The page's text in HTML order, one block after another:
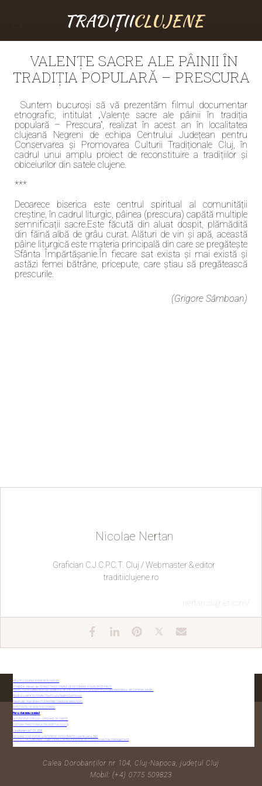
TRADIȚIICLUJENE
VALENȚE SACRE ALE PÂINII ÎN
TRADIȚIA POPULARĂ – PRESCURA
Suntem bucuroși să vă prezentăm filmul documentar
etnografic, intitulat „Valențe sacre ale pâinii în tradiția
populară – Prescura”, realizat în acest an în localitatea
clujeană Negreni de echipa Centrului Județean pentru
Conservarea și Promovarea Culturii Tradiționale Cluj, în
cadrul unui amplu proiect de reconstituire a tradițiilor și
obiceiurilor din satele clujene.
***
Deoarece biserica este centrul spiritual al comunității
creștine, în cadrul liturgic, pâinea (prescura) capătă multiple
semnificații sacre.Este făcută din aluat dospit, plămădită
din făină albă de grâu curat. Alături de vin și apă, această
pâine liturgică este materia principală din care se pregătește
Sfânta Împărtășanie.În fiecare sat exista și mai există și
astăzi femei bătrâne, pricepute, care știau să pregătească
prescurile.
(Grigore Sâmboan)
Nicolae Nertan
Grafician C.J.C.P.C.T. Cluj / Webmaster & editor
traditiiclujene.ro
nertan.clujnet.com/
MEȘTEȘUGURILE ROMILOR ÎN IMAGINI
17.04.2024 – Atelier de TEHNICI TRADIȚIONALE DE DECORARE A OUĂLOR DE PAȘTI
ANUNŢ cu rezultatul selecției dosarelor de înscriere la concursul pentru ocuparea postului de Consilier Juridic
Studii și icoane închinate Praznicului Nașterii Domnului
Paparuda, ritual străvechi al fertilității, readus la viață la Nireș
SPECTACOL PE MUNTELE DOBRIN
Hai să dăm mână cu mână!
LA FÂNTÂNA DORULUI – LANSARE DE CARTE
CULTURA TRADIȚIONALĂ DIN JUDEȚUL CLUJ (2)
Vă așteptăm la F-DE 2026!
DECLARAȚII DE AVERE ȘI INTERESE OVIDIU BARTEȘ pentru anul 2021
A N U N Ţ: Rezultat etapa I Organizarea și desfășurarea analizei noului proiect de management
Calea Dorobanților nr 104, Cluj-Napoca, județul Cluj
Mobil: (+4) 0775 509823